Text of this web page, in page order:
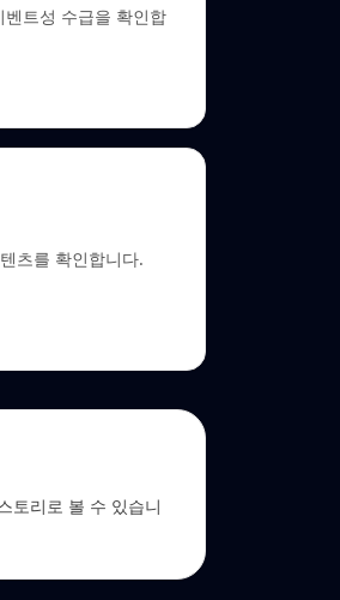
트성 수급을 확인합
츠를 확인합니다.
리로 볼 수 있습니